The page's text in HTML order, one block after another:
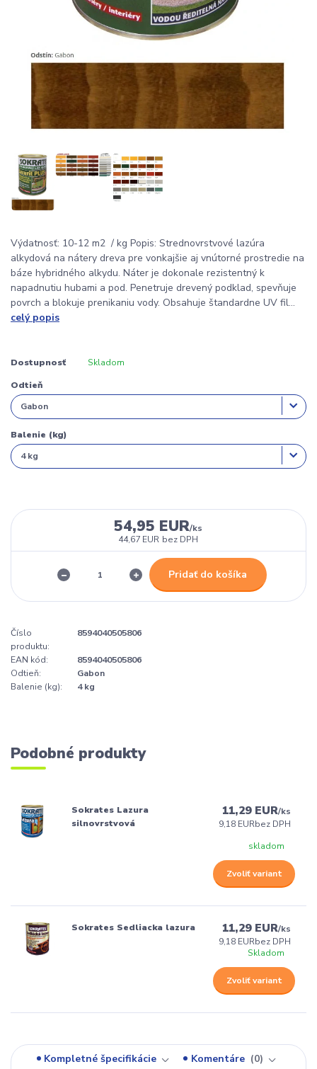
Výdatnosť: 10-12 m2 / kg Popis: Strednovrstvové lazúra
alkydová na nátery dreva pre vonkajšie aj vnútorné prostredie na
báze hybridného alkydu. Náter je dokonale rezistentný k
napadnutiu hubami a pod. Penetruje drevený podklad, spevňuje
povrch a blokuje prenikaniu vody. Obsahuje štandardne UV fil...
celý popis
Dostupnosť Skladom
Odtieň
Balenie (kg)
54,95 EUR/ks
44,67 EUR bez DPH
Pridať do košíka
Číslo
produktu:
8594040505806
EAN kód:
8594040505806
Odtieň:
Gabon
Balenie (kg):
4 kg
Podobné produkty
Sokrates Lazura
silnovrstvová
11,29 EUR/ks
9,18 EURbez DPH
skladom
Zvoliť variant
Sokrates Sedliacka lazura 11,29 EUR/ks
9,18 EURbez DPH
Skladom
Zvoliť variant
Kompletné špecifikácie Komentáre 0